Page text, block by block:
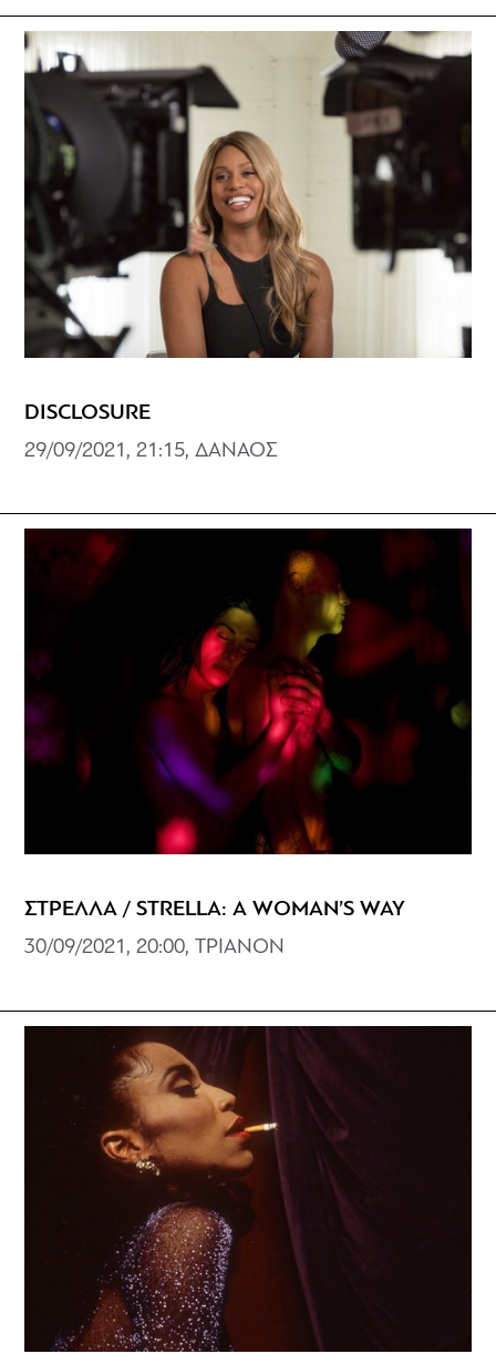
DISCLOSURE
29/09/2021, 21:15, ΔΑΝΑΟΣ
ΣΤΡΕΛΛΑ / STRELLA: A WOMAN’S WAY
30/09/2021, 20:00, ΤΡΙΑΝΟΝ